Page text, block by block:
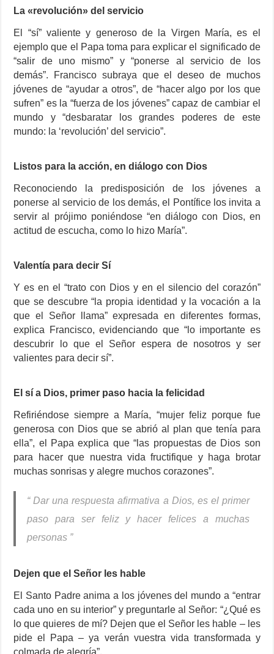
La «revolución» del servicio
El “sí” valiente y generoso de la Virgen María, es el
ejemplo que el Papa toma para explicar el significado de
“salir de uno mismo” y “ponerse al servicio de los
demás”. Francisco subraya que el deseo de muchos
jóvenes de “ayudar a otros”, de “hacer algo por los que
sufren” es la “fuerza de los jóvenes” capaz de cambiar el
mundo y “desbaratar los grandes poderes de este
mundo: la ‘revolución’ del servicio”.
Listos para la acción, en diálogo con Dios
Reconociendo la predisposición de los jóvenes a
ponerse al servicio de los demás, el Pontífice los invita a
servir al prójimo poniéndose “en diálogo con Dios, en
actitud de escucha, como lo hizo María”.
Valentía para decir Sí
Y es en el “trato con Dios y en el silencio del corazón”
que se descubre “la propia identidad y la vocación a la
que el Señor llama” expresada en diferentes formas,
explica Francisco, evidenciando que “lo importante es
descubrir lo que el Señor espera de nosotros y ser
valientes para decir sí”.
El sí a Dios, primer paso hacia la felicidad
Refiriéndose siempre a María, “mujer feliz porque fue
generosa con Dios que se abrió al plan que tenía para
ella”, el Papa explica que “las propuestas de Dios son
para hacer que nuestra vida fructifique y haga brotar
muchas sonrisas y alegre muchos corazones”.
“ Dar una respuesta afirmativa a Dios, es el primer
paso para ser feliz y hacer felices a muchas
personas ”
Dejen que el Señor les hable
El Santo Padre anima a los jóvenes del mundo a “entrar
cada uno en su interior” y preguntarle al Señor: “¿Qué es
lo que quieres de mí? Dejen que el Señor les hable – les
pide el Papa – ya verán vuestra vida transformada y